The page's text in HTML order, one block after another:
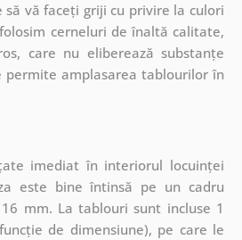
vă faceți griji cu privire la culori
cerneluri de înaltă calitate,
care nu eliberează substanțe
permite amplasarea tablourilor în
imediat în interiorul locuinței
este bine întinsă pe un cadru
mm. La tablouri sunt incluse 1
de dimensiune), pe care le